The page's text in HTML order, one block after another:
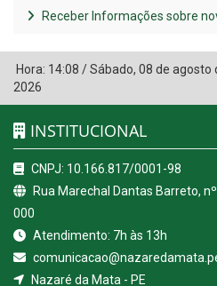
Receber Informações sobre
Hora: 14:08 /Sábado, 08 de agosto
2026
INSTITUCIONAL
CNPJ: 10.166.817/0001-98
Rua Marechal Dantas Barreto,
000
Atendimento: 7h às 13h
Nazaré da Mata - PE